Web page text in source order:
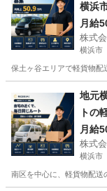
横浜
月給
株式
横浜市
保土ヶ谷エリアで軽貨物配
ド
地元
トの
月給
株式
横浜市
南区を中心に、軽貨物配送